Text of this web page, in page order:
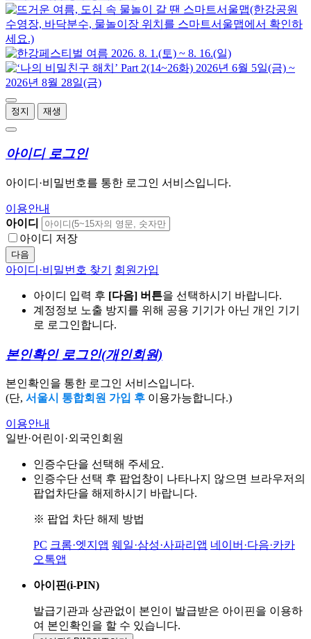
정지 재생
아이디 로그인
아이디·비밀번호를 통한 로그인 서비스입니다.
이용안내
아이디
아이디 저장
다음
아이디·비밀번호 찾기 회원가입
아이디 입력 후 [다음] 버튼을 선택하시기 바랍니다.
계정정보 노출 방지를 위해 공용 기기가 아닌 개인 기기
로 로그인합니다.
본인확인 로그인(개인회원)
본인확인을 통한 로그인 서비스입니다.
(단, 서울시 통합회원 가입 후 이용가능합니다.)
이용안내
일반·어린이·외국인회원
인증수단을 선택해 주세요.
인증수단 선택 후 팝업창이 나타나지 않으면 브라우저의
팝업차단을 해제하시기 바랍니다.
※ 팝업 차단 해제 방법
PC 크롬·엣지앱 웨일·삼성·사파리앱 네이버·다음·카카
오톡앱
아이핀(i-PIN)
발급기관과 상관없이 본인이 발급받은 아이핀을 이용하
여 본인확인을 할 수 있습니다.